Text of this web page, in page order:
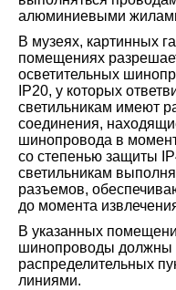
алюминиевыми
В музеях, картинных
помещениях
осветительных
IP20, у которых
светильникам имеют
соединения,
шинопровода в
со степенью защиты
светильникам
разъемов,
до момента
В указанных
шинопроводы должны
распределительных
линиями.